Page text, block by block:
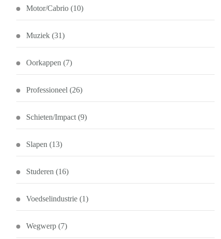
Motor/Cabrio (10)
Muziek (31)
Oorkappen (7)
Professioneel (26)
Schieten/Impact (9)
Slapen (13)
Studeren (16)
Voedselindustrie (1)
Wegwerp (7)